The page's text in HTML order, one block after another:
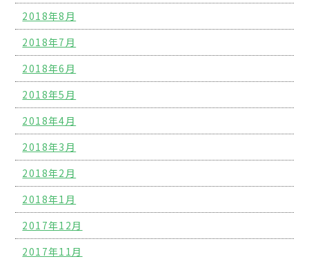
2018年8月
2018年7月
2018年6月
2018年5月
2018年4月
2018年3月
2018年2月
2018年1月
2017年12月
2017年11月